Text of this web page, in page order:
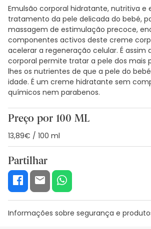
Emulsão corporal hidratante, nutritiva e
tratamento da pele delicada do bebé,
massagem de estimulação precoce,
componentes activos deste creme
acelerar a regeneração celular. É assim
corporal permite tratar a pele dos mais
lhes os nutrientes de que a pele do
idade. É um creme hidratante sem
químicos nem parabenos.
Preço por 100 ML
13,89€ / 100 ml
Partilhar
Informações sobre segurança e